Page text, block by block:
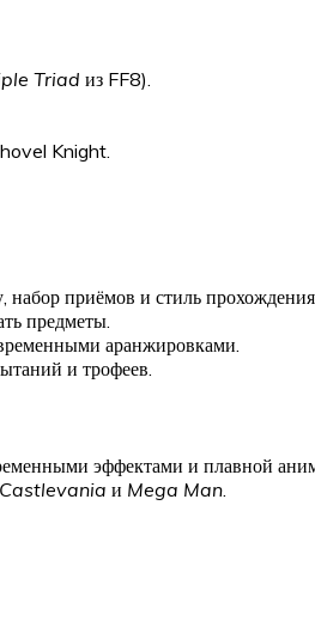
Triad из FF8).
Knight.
приёмов и стиль прохождения.
предметы.
аранжировками.
и трофеев.
эффектами и плавной
Castlevania и Mega Man.